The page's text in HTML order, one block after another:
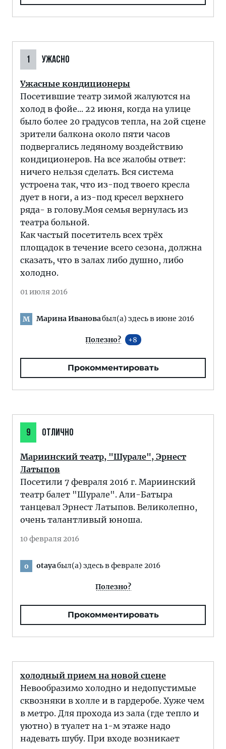
1 УЖАСНО
Ужасные кондиционеры
Посетившие театр зимой жалуются на
холод в фойе... 22 июня, когда на улице
было более 20 градусов тепла, на 2ой сцене
зрители балкона около пяти часов
подвергались ледяному воздействию
кондиционеров. На все жалобы ответ:
ничего нельзя сделать. Вся система
устроена так, что из-под твоего кресла
дует в ноги, а из-под кресел верхнего
ряда- в голову.Моя семья вернулась из
театра больной.
Как частый посетитель всех трёх
площадок в течение всего сезона, должна
сказать, что в залах либо душно, либо
холодно.
01 июля 2016
М Марина Ивановабыл(а) здесь в июне 2016
Полезно? 8
Прокомментировать
9 ОТЛИЧНО
Мариинский театр, "Шурале", Эрнест
Латыпов
Посетили 7 февраля 2016 г. Мариинский
театр балет "Шурале". Али-Батыра
танцевал Эрнест Латыпов. Великолепно,
очень талантливый юноша.
10 февраля 2016
o otayaбыл(а) здесь в феврале 2016
Полезно?
Прокомментировать
холодный прием на новой сцене
Невообразимо холодно и недопустимые
сквозняки в холле и в гардеробе. Хуже чем
в метро. Для прохода из зала (где тепло и
уютно) в туалет на 1-м этаже надо
надевать шубу. При входе возникает